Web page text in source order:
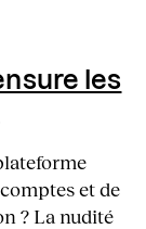
les
et de
? La nudité